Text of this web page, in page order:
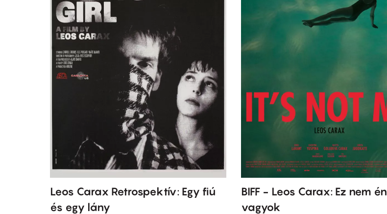
Leos Carax Retrospektív: Egy fiú
és egy lány
BIFF - Leos Carax: Ez nem én
vagyok